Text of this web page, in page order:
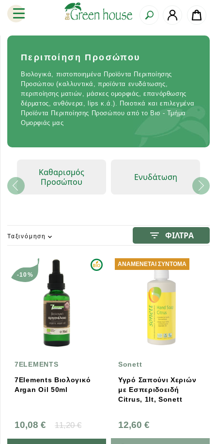
Περιποίηση Προσώπου
Βιολογικά, πιστοποιημένα Προϊόντα Περιποίησης
Προσώπου (καλλυντικά, προϊόντα ενυδάτωσης,
περιποίησης ματιών, μάσκες ομορφιάς, επανόρθωσης
δέρματος, ανθόνερα, lips κ.ά.). Ποιοτικά και επιλεγμένα
Προϊόντα Περιποίησης Προσώπου από το Βιο - Τμήμα
Ομορφιάς μας
Καθαρισμός
Προσώπου
Ενυδάτωση
Ταξινόμηση expand_more filter_list ΦΙΛΤΡΑ
7ELEMENTS
7Elements Βιολογικό
Argan Oil 50ml
10,08 € 11,20 €
-10%
Sonett
Υγρό Σαπούνι Χεριών
με Εσπεριδοειδή
Citrus, 1lt, Sonett
12,60 €
ΑΝΑΜΈΝΕΤΑΙ ΣΎΝΤΟΜΑ